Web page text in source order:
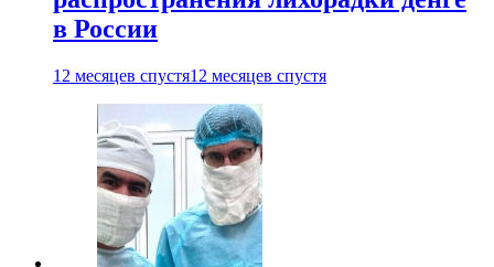
в России
12 месяцев спустя12 месяцев спустя